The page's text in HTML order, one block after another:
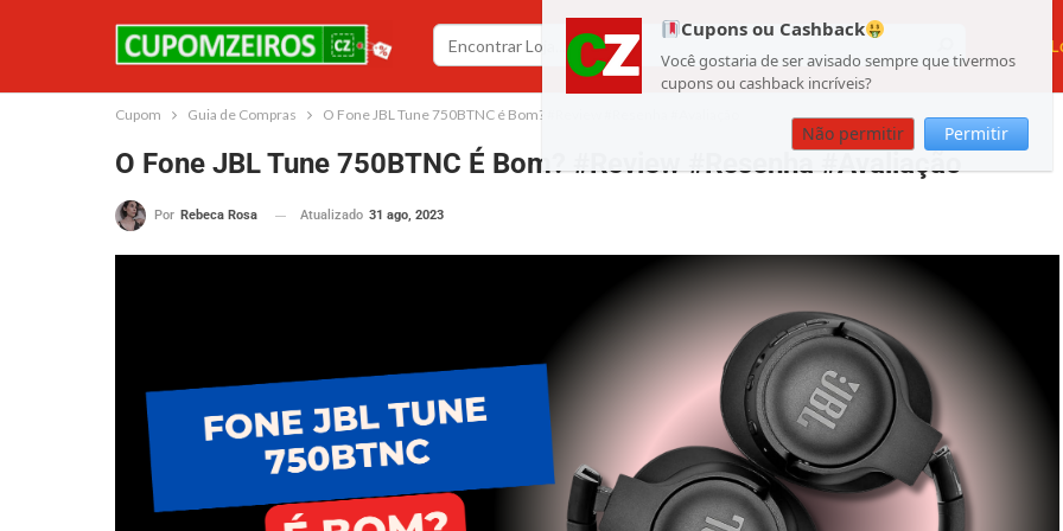
Cupons ou Cashback
Você gostaria de ser avisado sempre que tivermos
cupons ou cashback incríveis?
Não permitir Permitir
Cupom Guia de Compras O Fone JBL Tune 750BTNC é Bom? #Review #Resenha #Avaliação
O Fone JBL Tune 750BTNC É Bom? #Review #Resenha #Avaliação
Por Rebeca Rosa Atualizado 31 ago, 2023